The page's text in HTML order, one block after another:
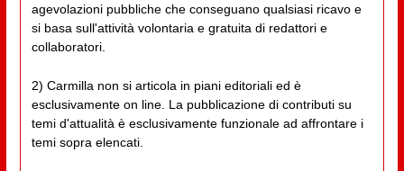
agevolazioni pubbliche che conseguano qualsiasi ricavo e
si basa sull'attività volontaria e gratuita di redattori e
collaboratori.
2) Carmilla non si articola in piani editoriali ed è
esclusivamente on line. La pubblicazione di contributi su
temi d'attualità è esclusivamente funzionale ad affrontare i
temi sopra elencati.